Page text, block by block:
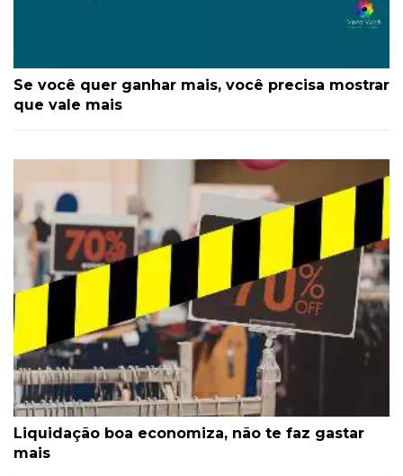
Se você quer ganhar mais, você precisa mostrar
que vale mais
Liquidação boa economiza, não te faz gastar
mais